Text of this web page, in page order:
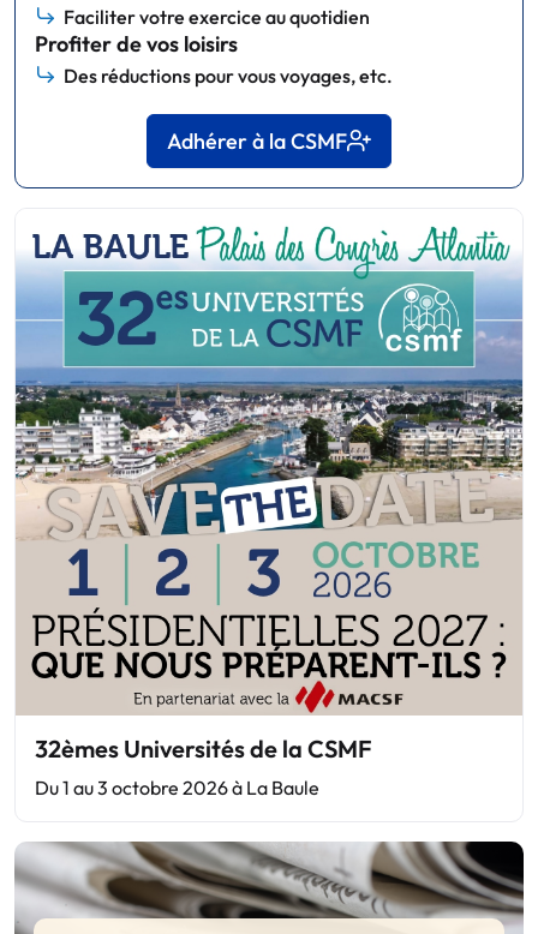
Faciliter votre exercice au quotidien
Profiter de vos loisirs
Des réductions pour vous voyages, etc.
Adhérer à la CSMF
32èmes Universités de la CSMF
Du 1 au 3 octobre 2026 à La Baule